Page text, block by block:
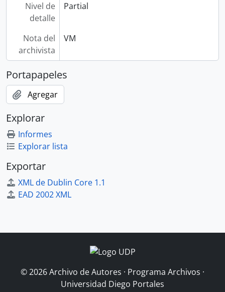
Nivel de
detalle
Partial
Nota del
archivista
VM
Portapapeles
Agregar
Explorar
Informes
Explorar lista
Exportar
XML de Dublin Core 1.1
EAD 2002 XML
© 2026 Archivo de Autores · Programa Archivos ·
Universidad Diego Portales